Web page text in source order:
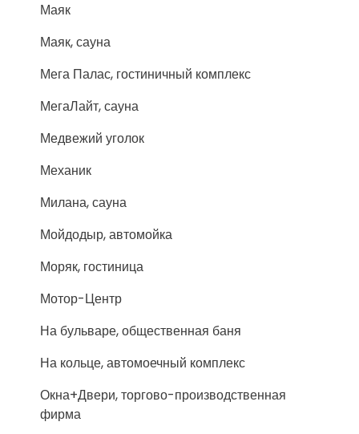
Маяк
Маяк, сауна
Мега Палас, гостиничный комплекс
МегаЛайт, сауна
Медвежий уголок
Механик
Милана, сауна
Мойдодыр, автомойка
Моряк, гостиница
Мотор-Центр
На бульваре, общественная баня
На кольце, автомоечный комплекс
Окна+Двери, торгово-производственная
фирма